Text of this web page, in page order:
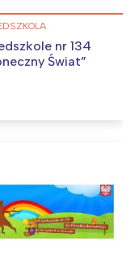
nr 134
Świat”